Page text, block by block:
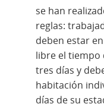
se han
reglas:
deben estar
libre el tiempo
tres días y
habitación
días de su